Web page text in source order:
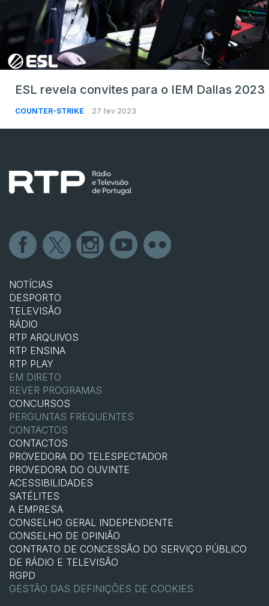
ESL revela convites para o IEM Dallas 2023
COUNTER-STRIKE 27 fev 2023
NOTÍCIAS
DESPORTO
TELEVISÃO
RÁDIO
RTP ARQUIVOS
RTP ENSINA
RTP PLAY
EM DIRETO
REVER PROGRAMAS
CONCURSOS
PERGUNTAS FREQUENTES
CONTACTOS
CONTACTOS
PROVEDORA DO TELESPECTADOR
PROVEDORA DO OUVINTE
ACESSIBILIDADES
SATÉLITES
A EMPRESA
CONSELHO GERAL INDEPENDENTE
CONSELHO DE OPINIÃO
CONTRATO DE CONCESSÃO DO SERVIÇO PÚBLICO
DE RÁDIO E TELEVISÃO
RGPD
GESTÃO DAS DEFINIÇÕES DE COOKIES